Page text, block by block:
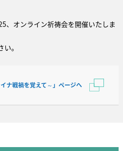
、オンライン祈祷会を開催いたしま
。
ナ戦禍を覚えて～」ページへ